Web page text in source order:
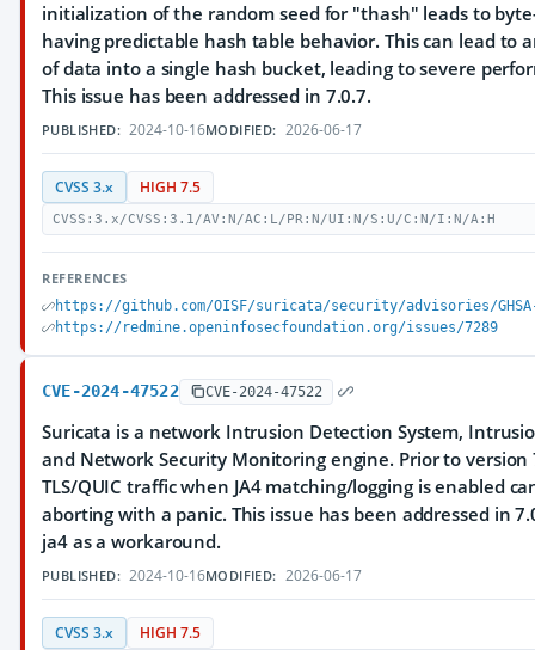
initialization of the random seed for "thash" leads to
having predictable hash table behavior. This can lead to
of data into a single hash bucket, leading to severe
This issue has been addressed in 7.0.7.
PUBLISHED: 2024-10-16MODIFIED: 2026-06-17
CVSS 3.x HIGH 7.5
CVSS:3.x/CVSS:3.1/AV:N/AC:L/PR:N/UI:N/S:U/C:N/I:N/A:H
REFERENCES
https://github.com/OISF/suricata/security/advisories/
https://redmine.openinfosecfoundation.org/issues/7289
CVE-2024-47522 CVE-2024-47522
Suricata is a network Intrusion Detection System,
and Network Security Monitoring engine. Prior to version
TLS/QUIC traffic when JA4 matching/logging is enabled
aborting with a panic. This issue has been addressed in
ja4 as a workaround.
PUBLISHED: 2024-10-16MODIFIED: 2026-06-17
CVSS 3.x HIGH 7.5